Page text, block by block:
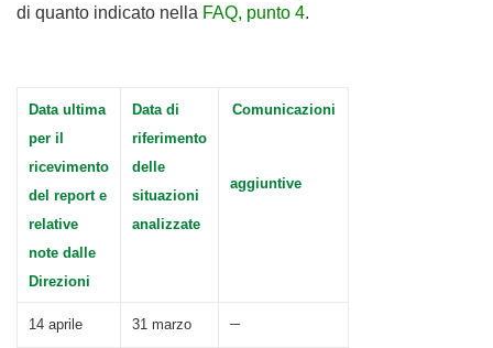
di quanto indicato nella FAQ, punto 4.
Data ultima
per il
ricevimento
del report e
relative
note dalle
Direzioni
Data di
riferimento
delle
situazioni
analizzate
Comunicazioni
aggiuntive
14 aprile 31 marzo –